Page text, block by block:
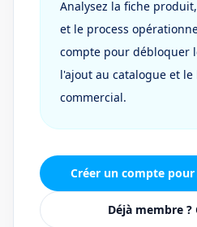
Analysez la fiche
et le process
compte pour débloquer
l'ajout au catalogue et
commercial.
Créer un compte
Déjà membre ?